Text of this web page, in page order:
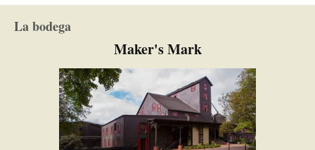
La bodega
Maker's Mark